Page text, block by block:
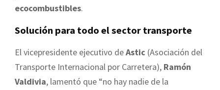
ecocombustibles.
Solución para todo el sector transporte
El vicepresidente ejecutivo deAstic (Asociación del
Transporte Internacional por Carretera), Ramón
Valdivia, lamentó que “no hay nadie de la